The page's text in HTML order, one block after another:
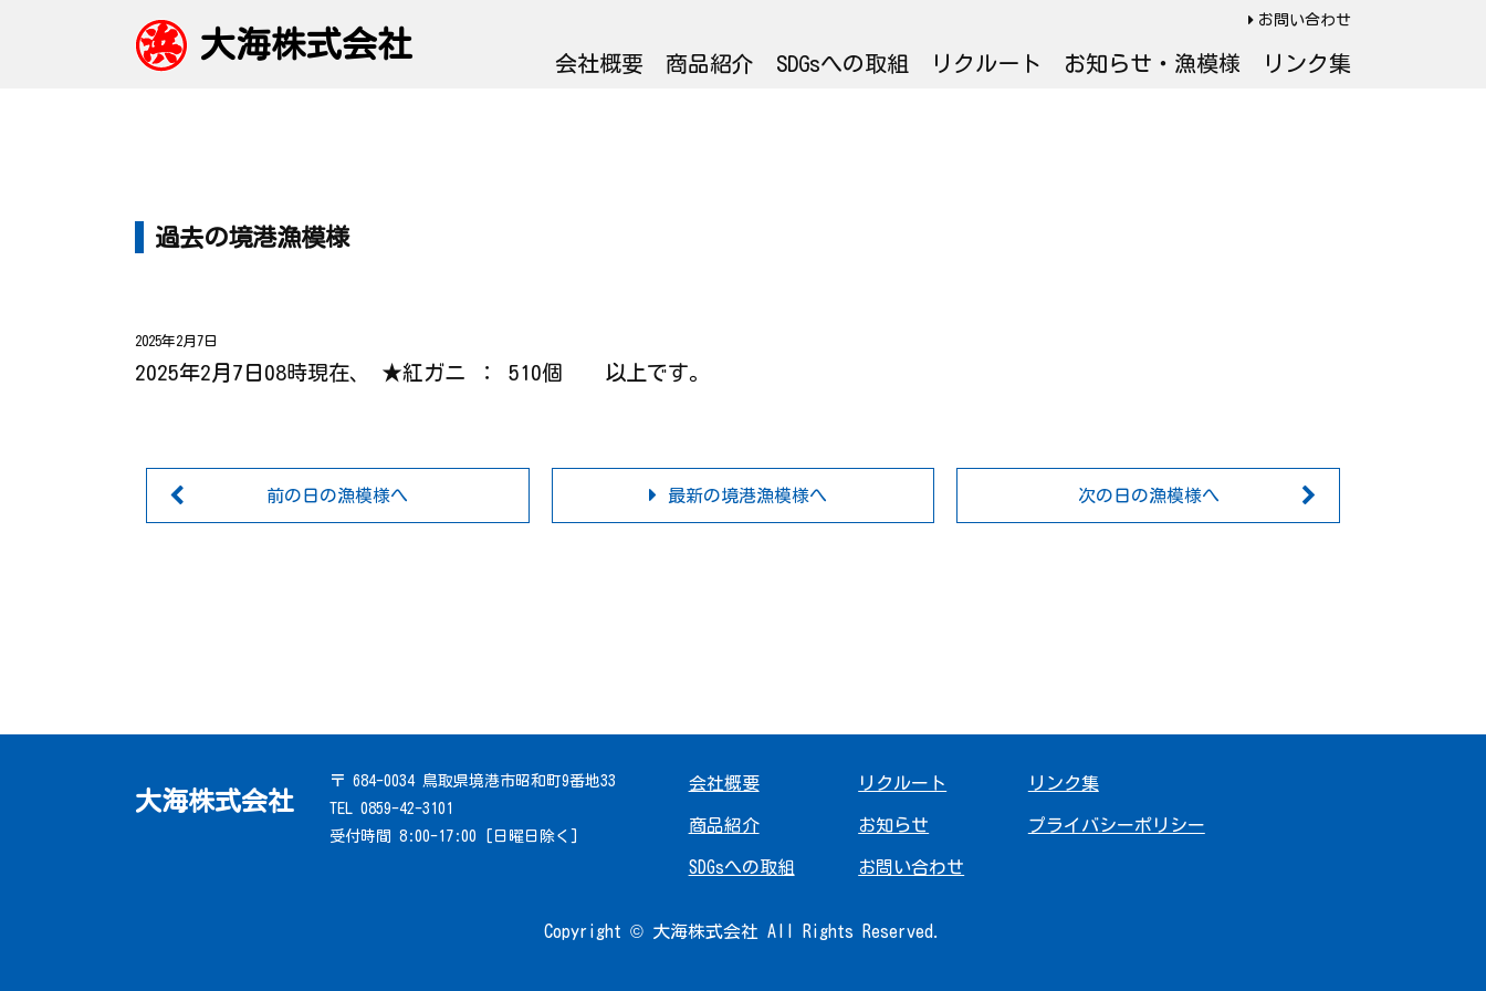
大海株式会社
お問い合わせ
会社概要 商品紹介 SDGsへの取組 リクルート お知らせ・漁模様 リンク集
過去の境港漁模様
2025年2月7日
2025年2月7日08時現在、 ★紅ガニ ： 510個 以上です。
前の日の漁模様へ 最新の境港漁模様へ 次の日の漁模様へ
大海株式会社
〒 684-0034 鳥取県境港市昭和町9番地33
TEL 0859-42-3101
受付時間 8:00-17:00 [日曜日除く]
会社概要
商品紹介
SDGsへの取組
リクルート
お知らせ
お問い合わせ
リンク集
プライバシーポリシー
Copyright © 大海株式会社 All Rights Reserved.